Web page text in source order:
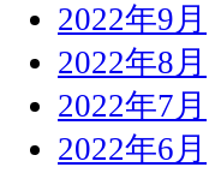
2022年9月
2022年8月
2022年7月
2022年6月